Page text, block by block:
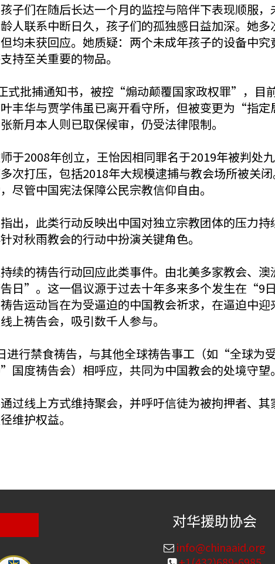
子们在随后长达一个月的监控与陪伴下表现顺服
人联系中断日久，孩子们的孤独感日益加深。她
均未获回应。她质疑：两个未成年孩子的设备中
持至关重要的物品。
式批捕通知书，被控“煽动颠覆国家政权罪”，目
丰华与贾学伟虽已离开看守所，但被变更为“指
新月本人则已取保候审，仍受法律限制。
于2008年创立，王怡因相同罪名于2019年被判
次打压，包括2018年大规模逮捕与教会场所被关
尽管中国宪法保障公民宗教信仰自由。
出，此类行动反映出中国对独立宗教团体的压力
对秋雨教会的行动中扮演关键角色。
续的祷告行动回应此类事件。由北美多家教会、
日”。这一倡议源于过去十年多来多个发生在“9
告运动旨在为受逼迫的中国教会祈求，在逼迫中
上祷告会，吸引数千人参与。
进行禁食祷告，与其他全球祷告事工（如“全球
度祷告会）相呼应，共同为中国教会的处境守望。
过线上方式维持聚会，并呼吁信徒为被拘押者、
维护权益。
对华援助协会
info@chinaaid.org